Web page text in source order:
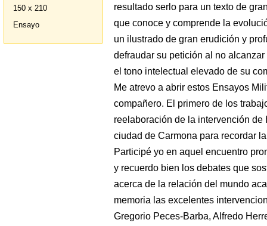
150 x 210
Ensayo
resultado serlo para un texto de
que conoce y comprende la
un ilustrado de gran erudición y
defraudar su petición al no
el tono intelectual elevado de su
Me atrevo a abrir estos Ensayos
compañero. El primero de los
reelaboración de la intervención
ciudad de Carmona para recordar
Participé yo en aquel encuentro
y recuerdo bien los debates que
acerca de la relación del mundo
memoria las excelentes
Gregorio Peces-Barba, Alfredo